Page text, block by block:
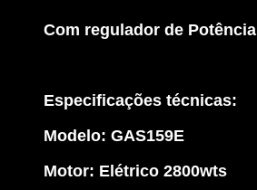
Com regulador de Potência
Especificações técnicas:
Modelo: GAS159E
Motor: Elétrico 2800wts